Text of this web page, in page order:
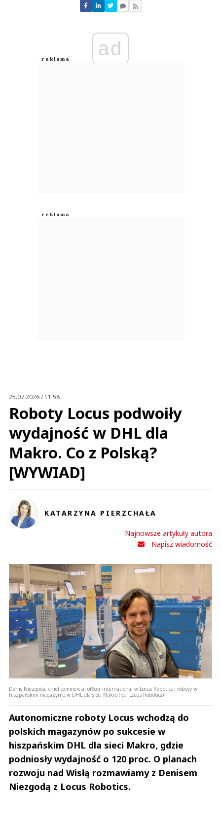
Nie znaleziono komentarzy
Zostaw swoje komentarze
Anuluj
ad
25.07.2026 / 11:58
Roboty Locus podwoiły
wydajność w DHL dla
Makro. Co z Polską?
[WYWIAD]
KATARZYNA PIERZCHAŁA
Najnowsze artykuły autora
Napisz wiadomość
Denis Niezgoda, chief commercial officer international w Locus Robotics i roboty w
hiszpańskim magazynie w DHL dla sieci Makro (fot. Locus Robotics)
Autonomiczne roboty Locus wchodzą do
polskich magazynów po sukcesie w
hiszpańskim DHL dla sieci Makro, gdzie
podniosły wydajność o 120 proc. O planach
rozwoju nad Wisłą rozmawiamy z Denisem
Niezgodą z Locus Robotics.